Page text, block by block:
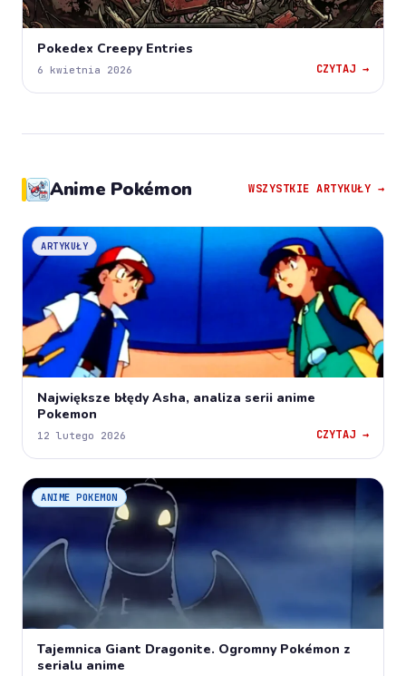
Pokedex Creepy Entries
6 kwietnia 2026 CZYTAJ →
Anime Pokémon WSZYSTKIE ARTYKUŁY →
ARTYKUŁY
Największe błędy Asha, analiza serii anime
Pokemon
12 lutego 2026 CZYTAJ →
ANIME POKEMON
Tajemnica Giant Dragonite. Ogromny Pokémon z
serialu anime